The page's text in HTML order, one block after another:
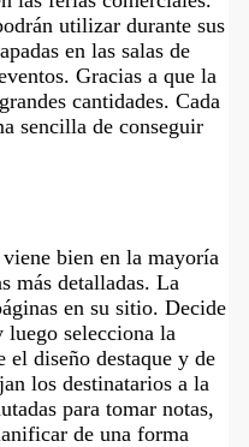
utilizar durante sus
en las salas de
Gracias a que la
cantidades. Cada
sencilla de conseguir
bien en la mayoría
más detalladas. La
en su sitio. Decide
luego selecciona la
el diseño destaque y de
los destinatarios a la
para tomar notas,
de una forma